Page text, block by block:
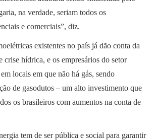
na verdade, seriam todos os
e comerciais”, diz.
existentes no país já dão conta da
crise hídrica, e os empresários do setor
locais em que não há gás, sendo
de gasodutos – um alto investimento que
os brasileiros com aumentos na conta de
tem de ser pública e social para garantir